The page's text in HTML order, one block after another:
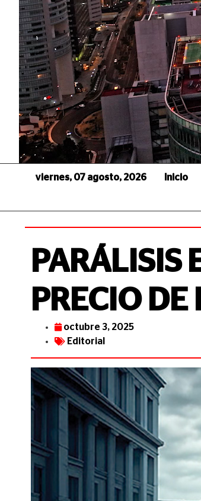
viernes, 07 agosto, 2026 Inicio
PARÁLISIS
PRECIO
octubre 3, 2025
Editorial